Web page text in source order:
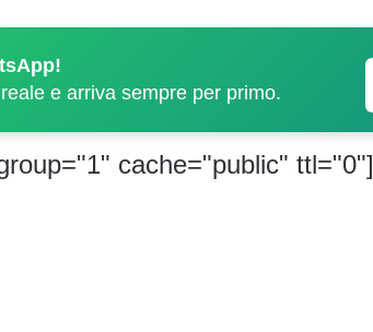
e arriva sempre per primo.
cache="public" ttl="0"]